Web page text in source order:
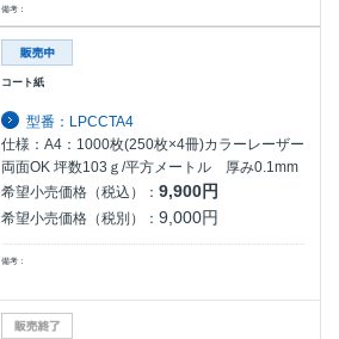
備考：
コート紙
型番：LPCCTA4
仕様：A4：1000枚(250枚×4冊)カラーレーザー
両面OK 坪数103ｇ/平方メートル 厚み0.1mm
希望小売価格（税込）：9,900円
希望小売価格（税別）：9,000円
備考：